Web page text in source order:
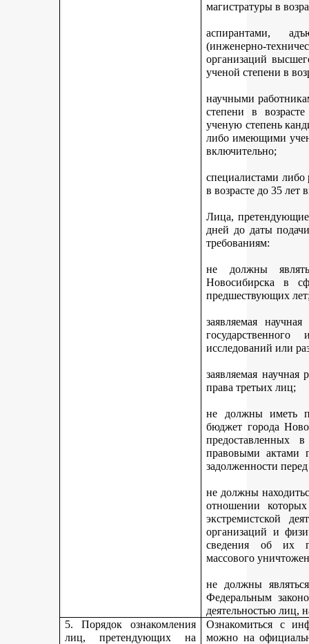
магистратуры в
аспирантами,
(инженерно-
организаций
ученой степени в
научными
степени в
ученую степень
либо имеющими
включительно;
специалистами
в возрасте до 35 лет
Лица,
дней до даты
требованиям:
не должны
Новосибирска в
предшествующих
заявляемая
исследований или
заявляемая
права третьих лиц;
не должны иметь
бюджет города
предоставленных
правовыми актами
задолженности
не должны
отношении
экстремистской
организаций и
сведения об их
массового
не должны
Федеральным
деятельностью лиц,
5. Порядок ознакомления
лиц, претендующих на
Ознакомиться с
можно на